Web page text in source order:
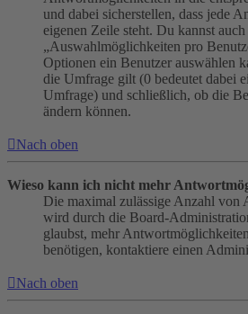
und dabei sicherstellen, dass jede
eigenen Zeile steht. Du kannst
„Auswahlmöglichkeiten pro
Optionen ein Benutzer auswählen
die Umfrage gilt (0 bedeutet dabei
Umfrage) und schließlich, ob die
ändern können.
Nach oben
Wieso kann ich nicht mehr
Die maximal zulässige Anzahl von
wird durch die Board-
glaubst, mehr
benötigen, kontaktiere einen
Nach oben